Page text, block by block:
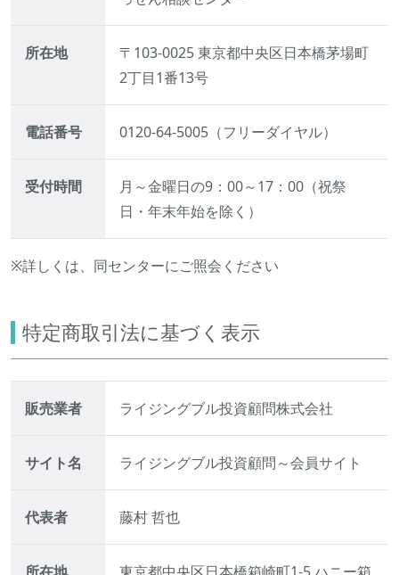
所在地
〒103-0025 東京都中央区日本橋茅場町
2丁目1番13号
電話番号 0120-64-5005（フリーダイヤル）
受付時間
月～金曜日の9：00～17：00（祝祭
日・年末年始を除く）
※詳しくは、同センターにご照会ください
特定商取引法に基づく表示
販売業者 ライジングブル投資顧問株式会社
サイト名 ライジングブル投資顧問～会員サイト
代表者 藤村 哲也